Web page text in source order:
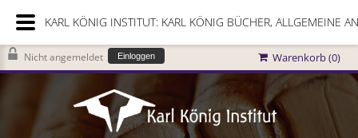
Nicht angemeldet Einloggen Warenkorb (0)
KARL KÖNIG INSTITUT: KARL KÖNIG BÜCHER, ALLGEMEINE